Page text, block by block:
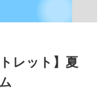
レット】夏